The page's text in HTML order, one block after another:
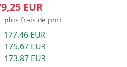
EUR
plus frais de port
EUR
175.67 EUR
173.87 EUR